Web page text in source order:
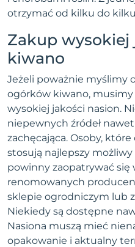
otrzymać od kilku do
Zakup wysokiej
kiwano
Jeżeli poważnie myślimy
ogórków kiwano,
wysokiej jakości nasion.
niepewnych źródeł
zachęcająca. Osoby,
stosują najlepszy możliwy
powinny zaopatrywać się
renomowanych
sklepie ogrodniczym lub
Niekiedy są dostępne
Nasiona muszą mieć
opakowanie i aktualny